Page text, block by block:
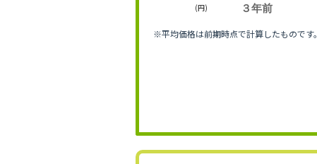
３年前
(円)
※平均価格は前期時点で計算したものです。